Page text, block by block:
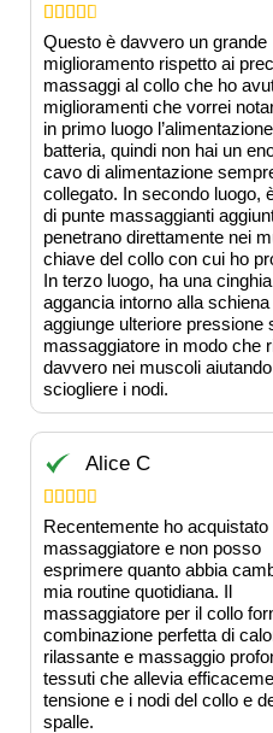
    
Questo è davvero un grande
miglioramento rispetto ai
massaggi al collo che ho
miglioramenti che vorrei
in primo luogo
batteria, quindi non hai un
cavo di alimentazione
collegato. In secondo luogo,
di punte massaggianti
penetrano direttamente nei
chiave del collo con cui ho
In terzo luogo, ha una
aggancia intorno alla
aggiunge ulteriore pressione
massaggiatore in modo che
davvero nei muscoli
sciogliere i nodi.
Alice C
    
Recentemente ho acquistato
massaggiatore e non posso
esprimere quanto abbia
mia routine quotidiana. Il
massaggiatore per il collo
combinazione perfetta di
rilassante e massaggio
tessuti che allevia
tensione e i nodi del collo e
spalle.